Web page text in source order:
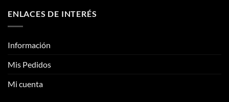
producto
ENLACES DE INTERÉS
Información
Mis Pedidos
Mi cuenta